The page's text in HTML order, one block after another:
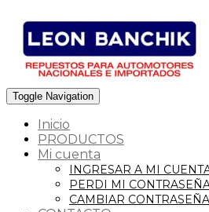
Toggle Navigation
Inicio
PRODUCTOS
Mi cuenta
INGRESAR A MI
PERDI MI
CAMBIAR CONTRASEÑA